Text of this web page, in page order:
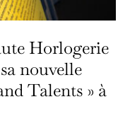
Horlogerie
nouvelle
Talents » à